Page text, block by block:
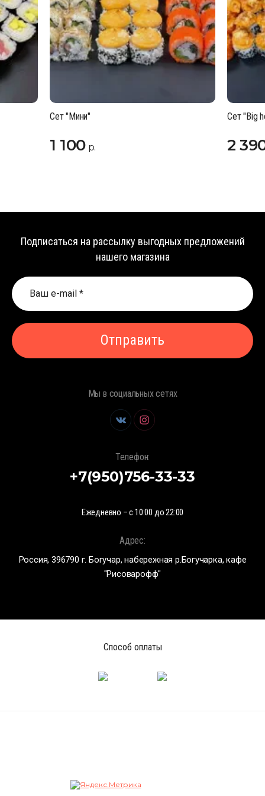
Сет "Мини"
1 100 р.
Сет "Big
2
Телефон:
+7(950)756-33-33
Ежедневно – с 10:00 до 22:00
Адрес:
Россия, 396790 г. Богучар, набережная р.Богучарка, кафе
"Рисоварофф"
Подписаться на рассылку выгодных предложений
нашего магазина
Отправить
Мы в социальных сетях
Способ оплаты